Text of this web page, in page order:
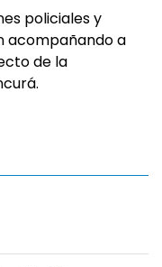
policiales y
acompañando a
de la